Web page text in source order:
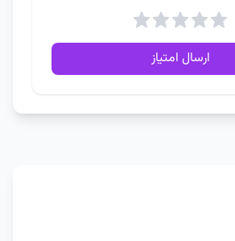
ارسال امتیاز